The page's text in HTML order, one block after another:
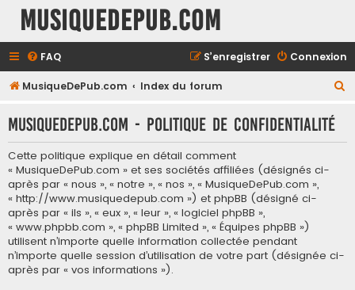
MusiqueDePub.com
FAQ Connexion
S’enregistrer
MusiqueDePub.com Index du forum
h
MusiqueDePub.com - Politique de confidentialité
Cette politique explique en détail comment
« MusiqueDePub.com » et ses sociétés affiliées (désignés ci-
après par « nous », « notre », « nos », « MusiqueDePub.com »,
« http://www.musiquedepub.com ») et phpBB (désigné ci-
après par « ils », « eux », « leur », « logiciel phpBB »,
« www.phpbb.com », « phpBB Limited », « Équipes phpBB »)
utilisent n’importe quelle information collectée pendant
n’importe quelle session d’utilisation de votre part (désignée ci-
après par « vos informations »).